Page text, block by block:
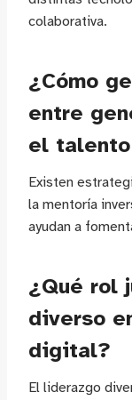
colaborativa.
¿Cómo
entre
el
Existen
la mentoría
ayudan a
¿Qué rol
diverso
digital?
El liderazgo